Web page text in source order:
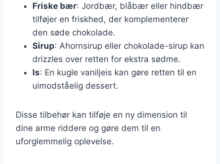
Friske bær: Jordbær, blåbær eller hindbær
tilføjer en friskhed, der komplementerer
den søde chokolade.
Sirup: Ahornsirup eller chokolade-sirup kan
drizzles over retten for ekstra sødme.
Is: En kugle vaniljeis kan gøre retten til en
uimodståelig dessert.
Disse tilbehør kan tilføje en ny dimension til
dine arme riddere og gøre dem til en
uforglemmelig oplevelse.